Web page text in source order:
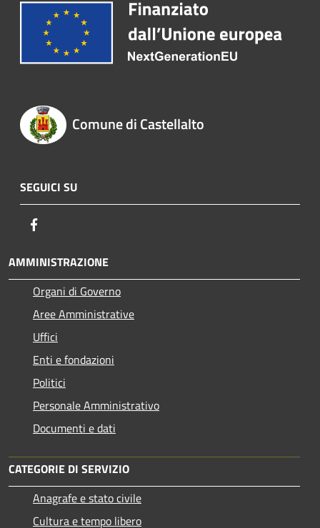
Comune di Castellalto
SEGUICI SU
AMMINISTRAZIONE
Organi di Governo
Aree Amministrative
Uffici
Enti e fondazioni
Politici
Personale Amministrativo
Documenti e dati
CATEGORIE DI SERVIZIO
Anagrafe e stato civile
Cultura e tempo libero